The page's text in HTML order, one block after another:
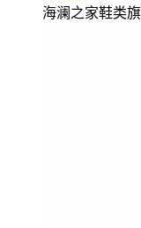
海澜之家鞋类